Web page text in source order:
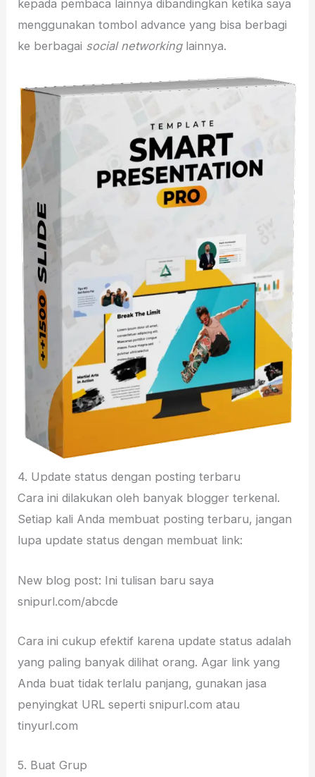
kepada pembaca lainnya dibandingkan ketika saya
menggunakan tombol advance yang bisa berbagi
ke berbagai social networkinglainnya.
4. Update status dengan posting terbaru
Cara ini dilakukan oleh banyak blogger terkenal.
Setiap kali Anda membuat posting terbaru, jangan
lupa update status dengan membuat link:
New blog post: Ini tulisan baru saya
snipurl.com/abcde
Cara ini cukup efektif karena update status adalah
yang paling banyak dilihat orang. Agar link yang
Anda buat tidak terlalu panjang, gunakan jasa
penyingkat URL seperti snipurl.com atau
tinyurl.com
5. Buat Grup